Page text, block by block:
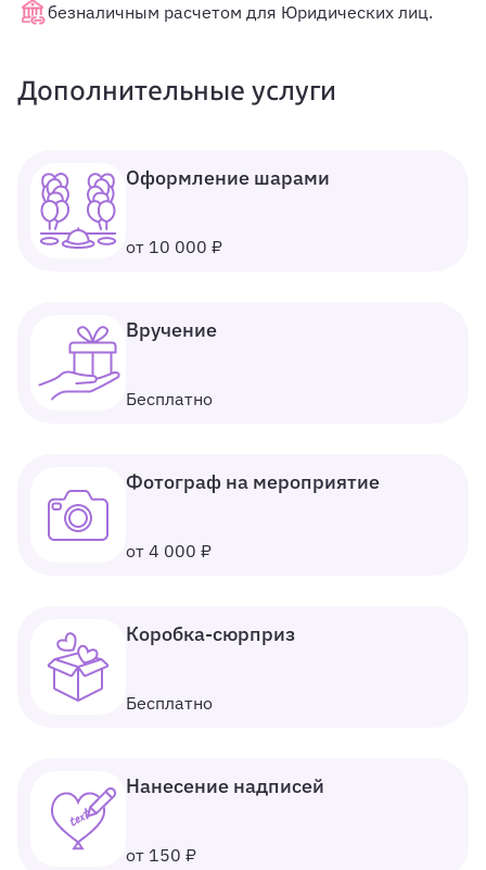
безналичным расчетом для Юридических лиц.
Дополнительные услуги
Оформление шарами
от 10 000 ₽
Вручение
Бесплатно
Фотограф на мероприятие
от 4 000 ₽
Коробка-сюрприз
Бесплатно
Нанесение надписей
от 150 ₽